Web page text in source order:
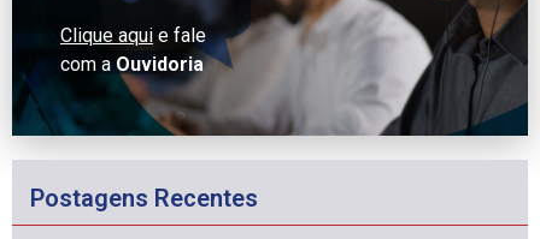
Clique aqui e fale
com a Ouvidoria
Postagens Recentes